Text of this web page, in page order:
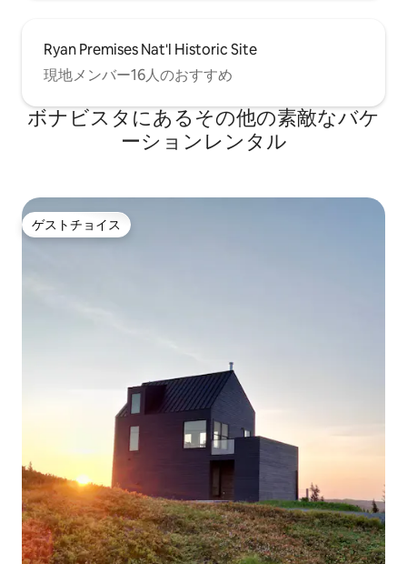
Ryan Premises Nat'l Historic Site
現地メンバー16人のおすすめ
ボナビスタにあるその他の素敵なバケ
ーションレンタル
ゲストチョイス
ゲストチョイス